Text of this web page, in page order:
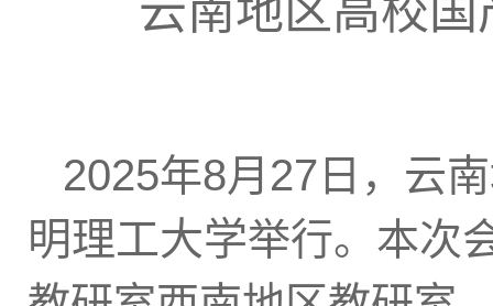
云南地区高校
2025年8月 27 日 ，云
明理工大学举行。 本次